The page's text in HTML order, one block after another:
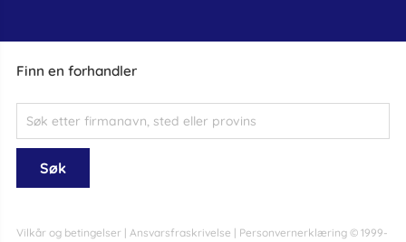
Finn en forhandler
Vilkår og betingelser | Ansvarsfraskrivelse | Personvernerklæring© 1999-